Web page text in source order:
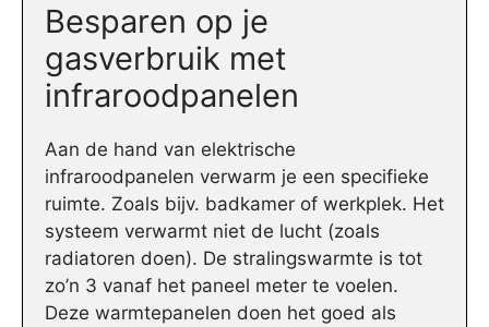
Besparen op je
gasverbruik met
infraroodpanelen
Aan de hand van elektrische
infraroodpanelen verwarm je een specifieke
ruimte. Zoals bijv. badkamer of werkplek. Het
systeem verwarmt niet de lucht (zoals
radiatoren doen). De stralingswarmte is tot
zo’n 3 vanaf het paneel meter te voelen.
Deze warmtepanelen doen het goed als